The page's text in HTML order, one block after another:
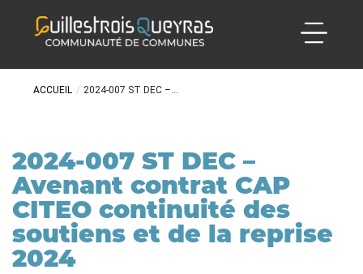
ACCUEIL / 2024-007 ST DEC –...
2024-007 ST DEC –
Avenant contrat CAP
CITEO continuité des
soutiens et de la reprise
2024